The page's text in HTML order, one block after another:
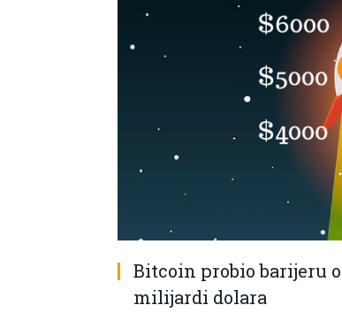
Bitcoin probio barijeru
milijardi dolara